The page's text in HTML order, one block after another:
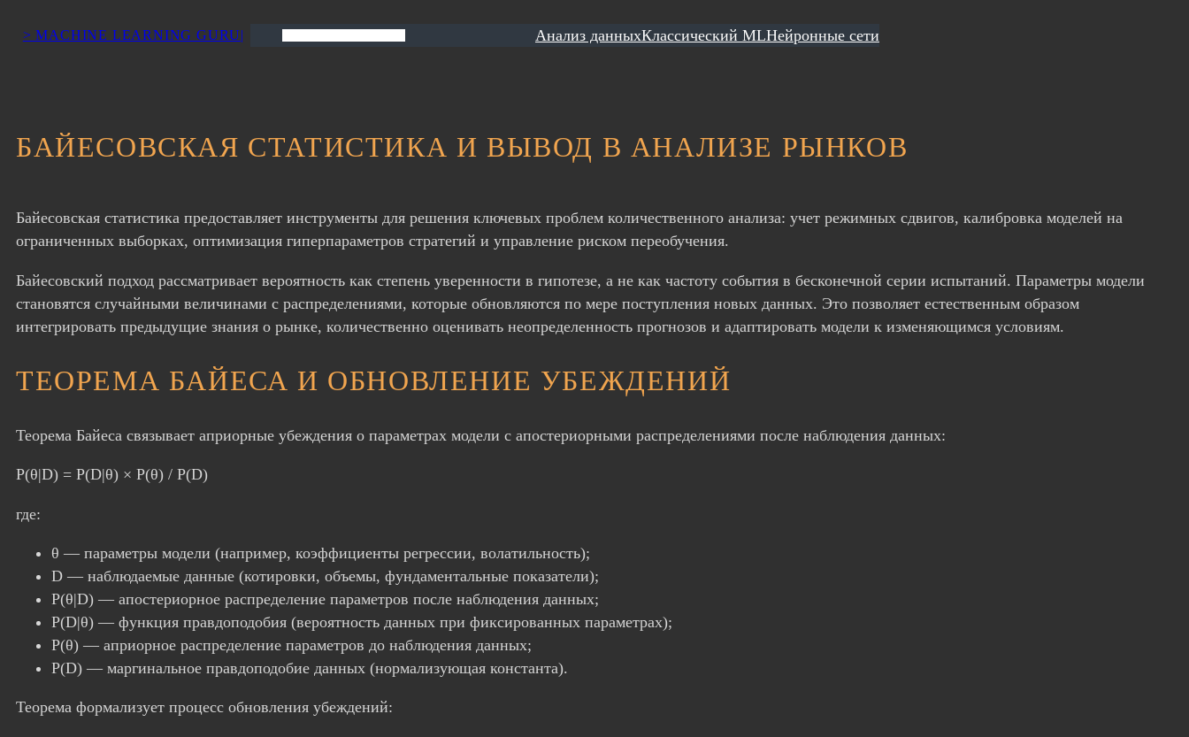
> MACHINE LEARNING GURU| Анализ данныхКлассический MLНейронные сети
БАЙЕСОВСКАЯ СТАТИСТИКА И ВЫВОД В АНАЛИЗЕ РЫНКОВ
Байесовская статистика предоставляет инструменты для решения ключевых проблем количественного анализа: учет режимных сдвигов, калибровка моделей на
ограниченных выборках, оптимизация гиперпараметров стратегий и управление риском переобучения.
Байесовский подход рассматривает вероятность как степень уверенности в гипотезе, а не как частоту события в бесконечной серии испытаний. Параметры модели
становятся случайными величинами с распределениями, которые обновляются по мере поступления новых данных. Это позволяет естественным образом
интегрировать предыдущие знания о рынке, количественно оценивать неопределенность прогнозов и адаптировать модели к изменяющимся условиям.
ТЕОРЕМА БАЙЕСА И ОБНОВЛЕНИЕ УБЕЖДЕНИЙ
Теорема Байеса связывает априорные убеждения о параметрах модели с апостериорными распределениями после наблюдения данных:
P(θ|D) = P(D|θ) × P(θ) / P(D)
где:
θ — параметры модели (например, коэффициенты регрессии, волатильность);
D — наблюдаемые данные (котировки, объемы, фундаментальные показатели);
P(θ|D) — апостериорное распределение параметров после наблюдения данных;
P(D|θ) — функция правдоподобия (вероятность данных при фиксированных параметрах);
P(θ) — априорное распределение параметров до наблюдения данных;
P(D) — маргинальное правдоподобие данных (нормализующая константа).
Теорема формализует процесс обновления убеждений: